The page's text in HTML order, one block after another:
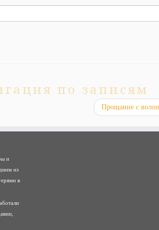
по записям
Прощание с
и
из
в